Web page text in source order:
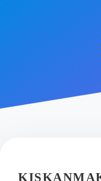
Hakkımızda